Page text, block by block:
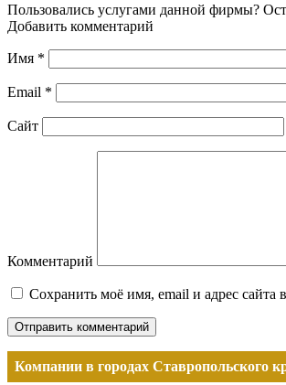
Пользовались услугами данной фирмы?
Добавить комментарий
Имя *
Email *
Сайт
Комментарий
Сохранить моё имя, email и адрес
Компании в городах Ставропольского